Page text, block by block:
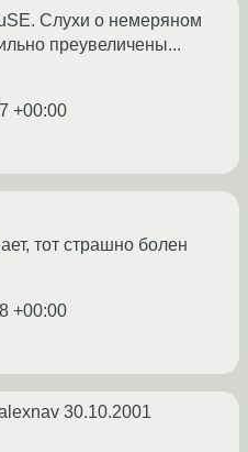
Слухи о немеряном
преувеличены...
+00:00
тот страшно болен
+00:00
30.10.2001